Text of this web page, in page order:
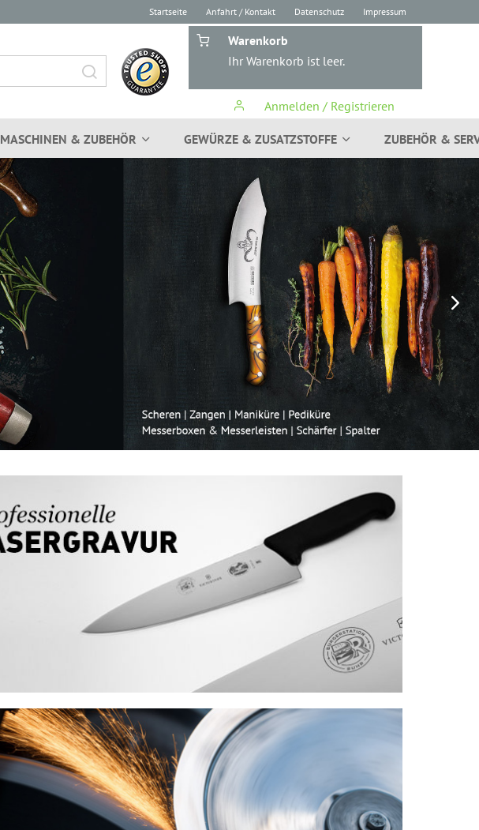
Startseite Anfahrt / Kontakt Datenschutz Impressum
Anmelden / Registrieren
Warenkorb
Ihr Warenkorb ist leer.
MASCHINEN & ZUBEHÖR GEWÜRZE & ZUSATZSTOFFE ZUBEHÖR &